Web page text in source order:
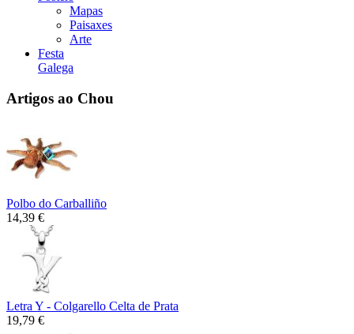
Mapas
Paisaxes
Arte
Festa
Galega
Artigos ao Chou
Polbo do Carballiño
14,39 €
Letra Y - Colgarello Celta de Prata
19,79 €